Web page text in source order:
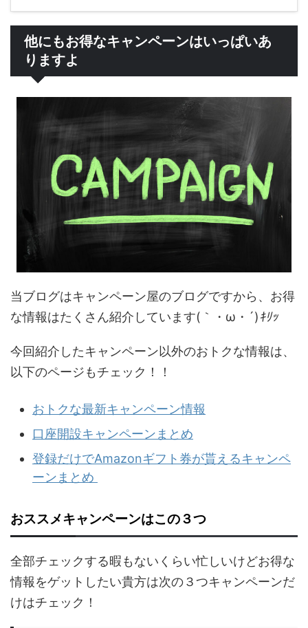
他にもお得なキャンペーンはいっぱいあ
りますよ
当ブログはキャンペーン屋のブログですから、お得
な情報はたくさん紹介しています(｀・ω・´)ｷﾘｯ
今回紹介したキャンペーン以外のおトクな情報は、
以下のページもチェック！！
おトクな最新キャンペーン情報
口座開設キャンペーンまとめ
登録だけでAmazonギフト券が貰えるキャンペ
ーンまとめ
おススメキャンペーンはこの３つ
全部チェックする暇もないくらい忙しいけどお得な
情報をゲットしたい貴方は次の３つキャンペーンだ
けはチェック！